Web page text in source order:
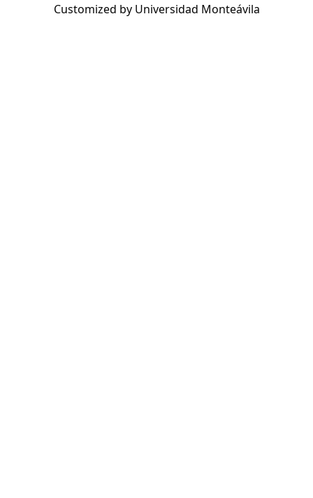
Customized by Universidad Monteávila